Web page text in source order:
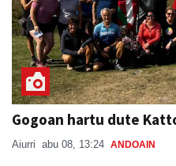
Gogoan hartu dute
Aiurri abu 08, 13:24 ANDOAIN